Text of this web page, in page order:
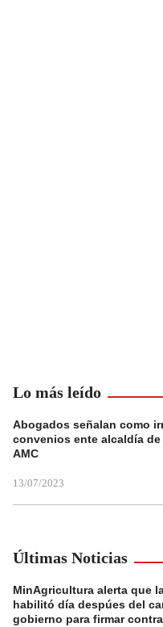
Lo más leído
Abogados señalan como
convenios ente alcaldía
AMC
13/07/2023
Últimas Noticias
MinAgricultura alerta que
habilitó día despúes del
gobierno para firmar